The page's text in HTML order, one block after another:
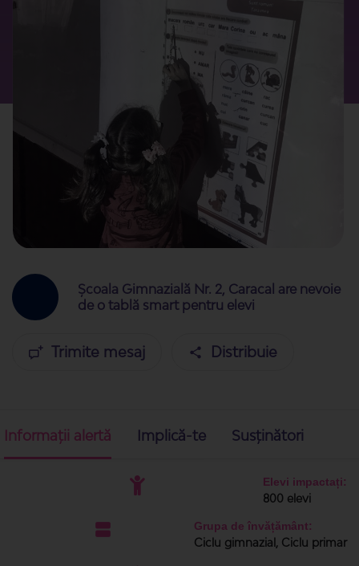
Școala Gimnazială Nr. 2, Caracal are nevoie
de o tablă smart pentru elevi
Trimite mesaj Distribuie
Informații alertă Implică-te Susținători
Elevi impactați:
800 elevi
Grupa de învățământ:
Ciclu gimnazial, Ciclu primar